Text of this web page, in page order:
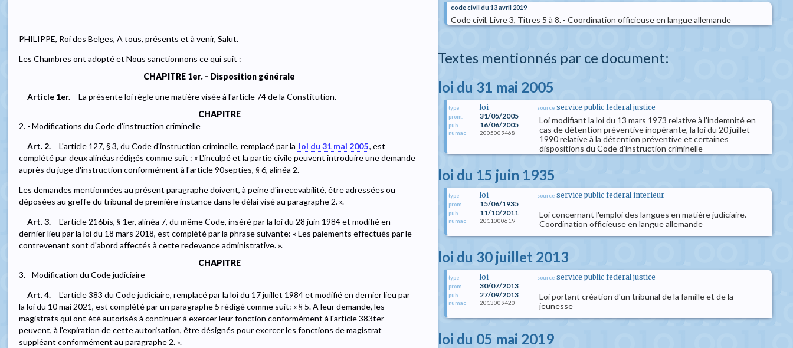
PHILIPPE, Roi des Belges, A tous, présents et à venir, Salut.
Les Chambres ont adopté et Nous sanctionnons ce qui suit :
CHAPITRE 1er. - Disposition générale
Article 1er.
La présente loi règle une matière visée à l'article 74 de la Constitution.
CHAPITRE
2. - Modifications du Code d'instruction criminelle
Art. 2.
L'article 127, § 3, du Code d'instruction criminelle, remplacé par la loi du 31 mai 2005, est
complété par deux alinéas rédigés comme suit : « L'inculpé et la partie civile peuvent introduire une demande
auprès du juge d'instruction conformément à l'article 90septies, § 6, alinéa 2.
Les demandes mentionnées au présent paragraphe doivent, à peine d'irrecevabilité, être adressées ou
déposées au greffe du tribunal de première instance dans le délai visé au paragraphe 2. ».
Art. 3.
L'article 216bis, § 1er, alinéa 7, du même Code, inséré par la loi du 28 juin 1984 et modifié en
dernier lieu par la loi du 18 mars 2018, est complété par la phrase suivante: « Les paiements effectués par le
contrevenant sont d'abord affectés à cette redevance administrative. ».
CHAPITRE
3. - Modification du Code judiciaire
Art. 4.
L'article 383 du Code judiciaire, remplacé par la loi du 17 juillet 1984 et modifié en dernier lieu par
la loi du 10 mai 2021, est complété par un paragraphe 5 rédigé comme suit: « § 5. A leur demande, les
magistrats qui ont été autorisés à continuer à exercer leur fonction conformément à l'article 383ter
peuvent, à l'expiration de cette autorisation, être désignés pour exercer les fonctions de magistrat
suppléant conformément au paragraphe 2. ».
code civil du 13 avril 2019
Code civil, Livre 3, Titres 5 à 8. - Coordination officieuse en langue allemande
Textes mentionnés par ce document:
loi du 31 mai 2005
type loi
prom. 31/05/2005
pub. 16/06/2005
numac 2005009468
source service public federal justice
Loi modifiant la loi du 13 mars 1973 relative à l'indemnité en
cas de détention préventive inopérante, la loi du 20 juillet
1990 relative à la détention préventive et certaines
dispositions du Code d'instruction criminelle
loi du 15 juin 1935
type loi
prom. 15/06/1935
pub. 11/10/2011
numac 2011000619
source service public federal interieur
Loi concernant l'emploi des langues en matière judiciaire. -
Coordination officieuse en langue allemande
loi du 30 juillet 2013
type loi
prom. 30/07/2013
pub. 27/09/2013
numac 2013009420
source service public federal justice
Loi portant création d'un tribunal de la famille et de la
jeunesse
loi du 05 mai 2019